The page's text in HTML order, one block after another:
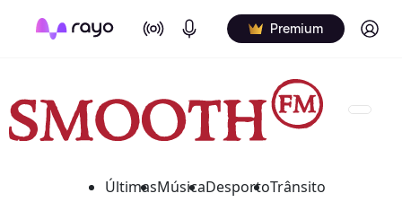
On Air Podcasts Premium Log in
ÚltimasMúsicaDesportoTrânsito